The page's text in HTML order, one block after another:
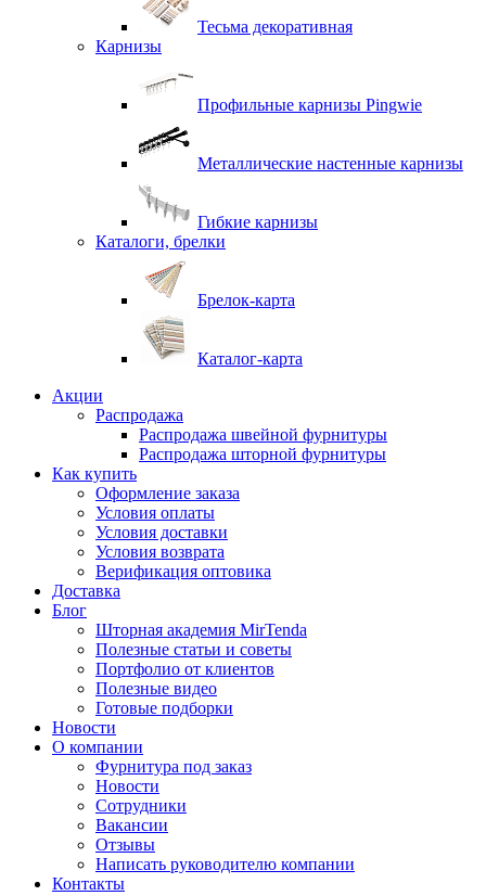
Тесьма декоративная
Карнизы
Профильные карнизы Pingwie
Металлические настенные карнизы
Гибкие карнизы
Каталоги, брелки
Брелок-карта
Каталог-карта
Акции
Распродажа
Распродажа швейной фурнитуры
Распродажа шторной фурнитуры
Как купить
Оформление заказа
Условия оплаты
Условия доставки
Условия возврата
Верификация оптовика
Доставка
Блог
Шторная академия MirTenda
Полезные статьи и советы
Портфолио от клиентов
Полезные видео
Готовые подборки
Новости
О компании
Фурнитура под заказ
Новости
Сотрудники
Вакансии
Отзывы
Написать руководителю компании
Контакты